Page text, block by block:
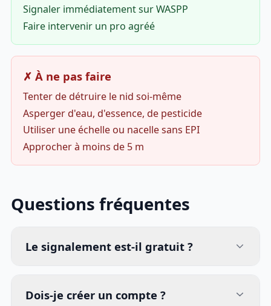
Signaler immédiatement sur WASPP
Faire intervenir un pro agréé
✗ À ne pas faire
Tenter de détruire le nid soi-même
Asperger d'eau, d'essence, de pesticide
Utiliser une échelle ou nacelle sans EPI
Approcher à moins de 5 m
Questions fréquentes
Le signalement est-il gratuit ?
Dois-je créer un compte ?